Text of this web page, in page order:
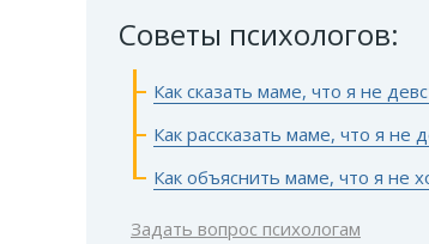
Советы психологов:
Как сказать маме, что я не
Как рассказать маме, что я не
Как объяснить маме, что я не
Задать вопрос психологам